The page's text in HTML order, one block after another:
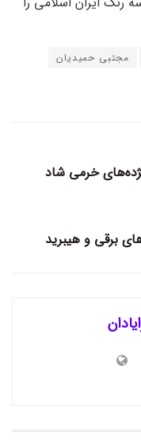
مجتبی حمیدیان
خرمی شاد
برقی و هیبرید